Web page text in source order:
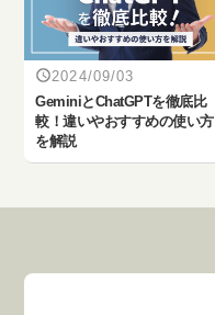
2024/09/03
‎GeminiとChatGPTを徹底比
較！違いやおすすめの使い方
を解説